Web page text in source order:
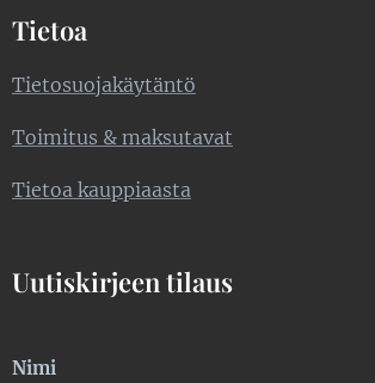
Tietoa
Tietosuojakäytäntö
Toimitus & maksutavat
Tietoa kauppiaasta
Uutiskirjeen tilaus
Nimi